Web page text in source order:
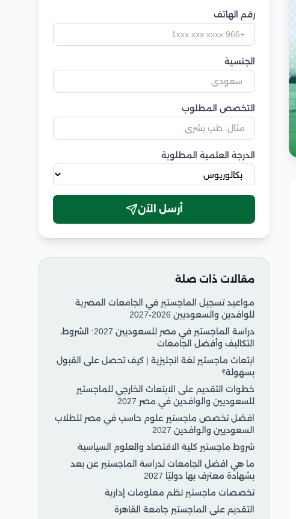
رقم الهاتف
الجنسية
التخصص المطلوب
الدرجة العلمية المطلوبة
أرسل الآن
مقالات ذات صلة
مواعيد تسجيل الماجستير في الجامعات المصرية
للوافدين والسعوديين 2026-2027
دراسة الماجستير في مصر للسعوديين 2027: الشروط،
التكاليف وأفضل الجامعات
ابتعاث ماجستير لغة انجليزية | كيف تحصل على القبول
بسهولة؟
خطوات التقديم على الابتعاث الخارجي للماجستير
للسعوديين والوافدين في مصر 2027
افضل تخصص ماجستير علوم حاسب في مصر للطلاب
السعوديين والوافدين 2027
شروط ماجستير كلية الاقتصاد والعلوم السياسية
ما هي افضل الجامعات لدراسة الماجستير عن بعد
بشهادة معترف بها دوليًا 2027
تخصصات ماجستير نظم معلومات إدارية
التقديم على الماجستير جامعة القاهرة